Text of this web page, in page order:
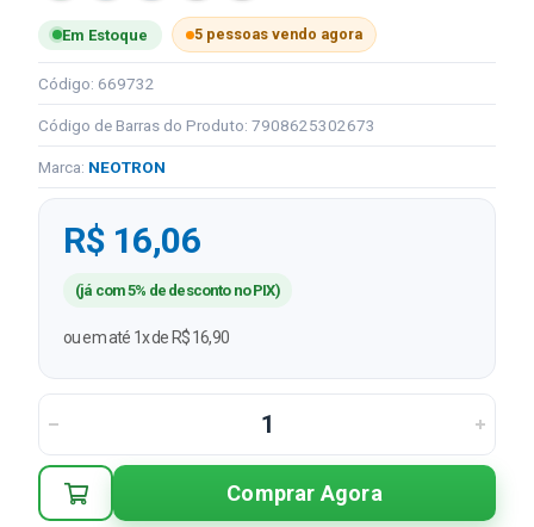
Em Estoque 5 pessoas vendo agora
Código: 669732
Código de Barras do Produto: 7908625302673
Marca: NEOTRON
R$ 16,06
(já com 5% de desconto no PIX)
ou em até 1x de R$ 16,90
Comprar Agora